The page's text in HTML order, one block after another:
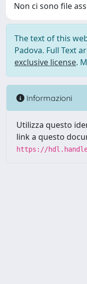
Non ci sono file
The text of this
Padova. Full Text
exclusive license.
Informazioni
Utilizza questo
link a questo
https://